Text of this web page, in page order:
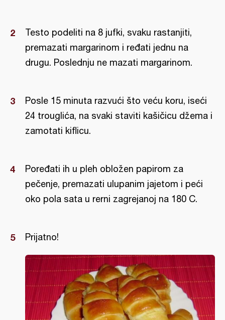
Testo podeliti na 8 jufki, svaku rastanjiti,
premazati margarinom i ređati jednu na
drugu. Poslednju ne mazati margarinom.
Posle 15 minuta razvući što veću koru, iseći
24 trouglića, na svaki staviti kašičicu džema i
zamotati kiflicu.
Poređati ih u pleh obložen papirom za
pečenje, premazati ulupanim jajetom i peći
oko pola sata u rerni zagrejanoj na 180 C.
Prijatno!